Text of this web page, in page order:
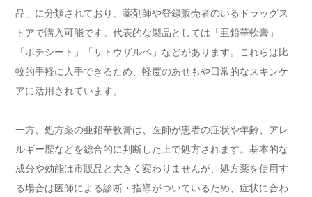
品」に分類されており、薬剤師や登録販売者のいるドラッグス
トアで購入可能です。代表的な製品としては「亜鉛華軟膏」
「ボチシート」「サトウザルベ」などがあります。これらは比
較的手軽に入手できるため、軽度のあせもや日常的なスキンケ
アに活用されています。
一方、処方薬の亜鉛華軟膏は、医師が患者の症状や年齢、アレ
ルギー歴などを総合的に判断した上で処方されます。基本的な
成分や効能は市販品と大きく変わりませんが、処方薬を使用す
る場合は医師による診断・指導がついているため、症状に合わ